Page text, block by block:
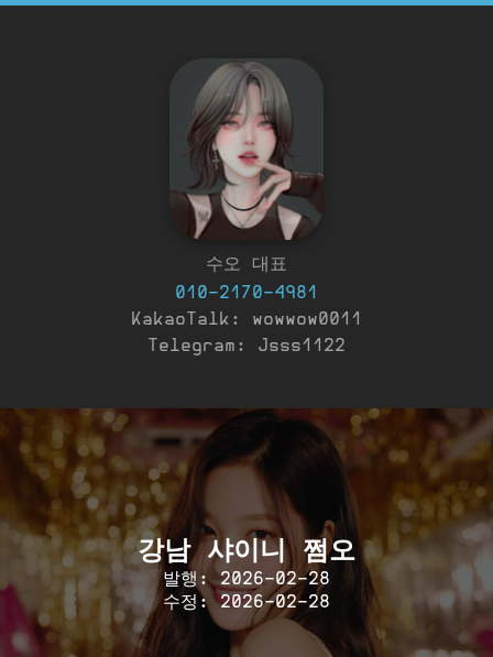
수오 대표
010-2170-4981
KakaoTalk: wowwow0011
Telegram: Jsss1122
강남 샤이니 쩜오
발행: 2026-02-28
수정: 2026-02-28